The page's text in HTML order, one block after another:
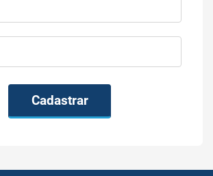
Cadastrar